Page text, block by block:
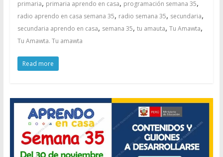
primaria, primaria aprendo en casa, programación semana 35,
radio aprendo en casa semana 35, radio semana 35, secundaria,
secundaria aprendo en casa, semana 35, tu amauta, Tu Amawta,
Tu Amawta. Tu amawta
Read more